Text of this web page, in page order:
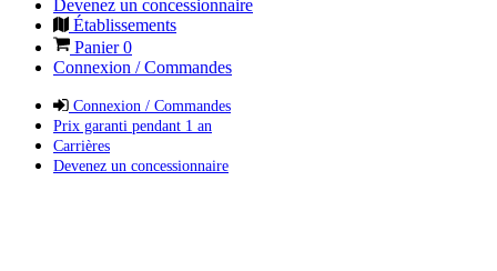
Devenez un concessionnaire
Établissements
Panier0
Connexion / Commandes
Connexion / Commandes
Prix garanti pendant 1 an
Carrières
Devenez un concessionnaire